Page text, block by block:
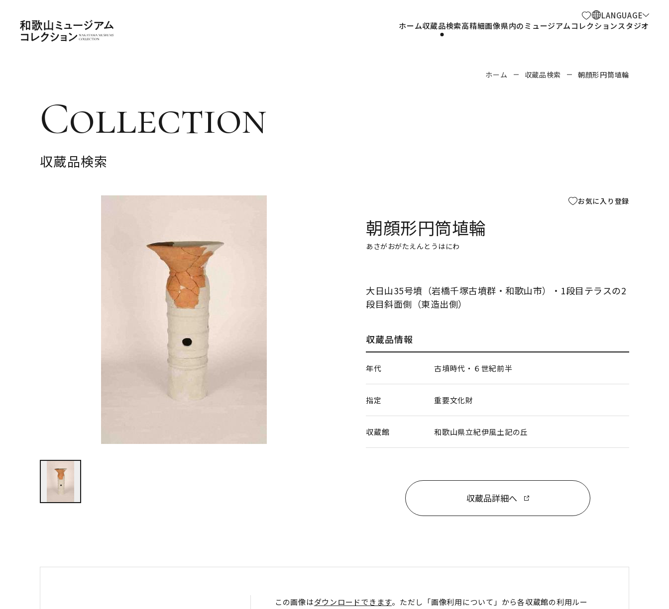
LANGUAGE
ホーム収蔵品検索高精細画像県内のミュージアムコレクションスタジオ
ホーム 収蔵品検索 朝顔形円筒埴輪
Collection
収蔵品検索
お気に入り登録
朝顔形円筒埴輪
あさがおがたえんとうはにわ
大日山35号墳（岩橋千塚古墳群・和歌山市）・1段目テラスの2
段目斜面側（東造出側）
収蔵品情報
年代 古墳時代・６世紀前半
指定 重要文化財
収蔵館 和歌山県立紀伊風土記の丘
収蔵品詳細へ
この画像はダウンロードできます。ただし「画像利用について」から各収蔵館の利用ルー